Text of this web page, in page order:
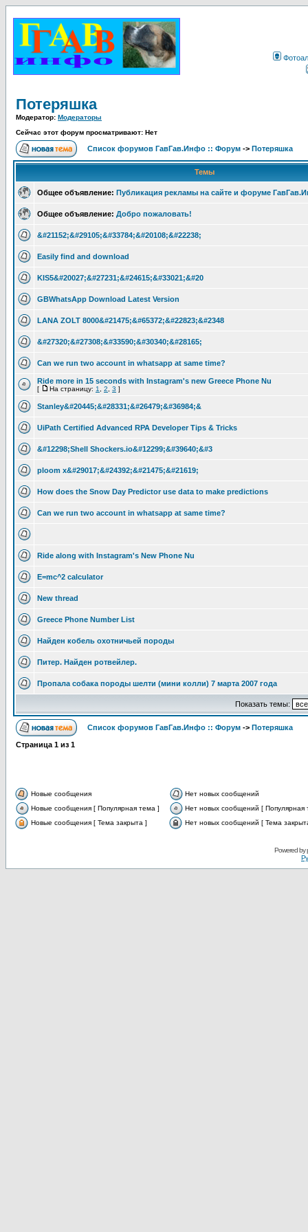
Потеряшка
Модератор: Модераторы
Сейчас этот форум просматривают: Нет
Список форумов ГавГав.Инфо :: Форум -> Потеряшка
Темы
Общее объявление: Публикация рекламы на сайте и форуме
Общее объявление: Добро пожаловать!
&#21152;&#29105;&#33784;&#20108;&#22238;
Easily find and download
KIS5&#20027;&#27231;&#24615;&#33021;&#20
GBWhatsApp Download Latest Version
LANA ZOLT 8000&#21475;&#65372;&#22823;&#2348
&#27320;&#27308;&#33590;&#30340;&#28165;
Can we run two account in whatsapp at same time?
Ride more in 15 seconds with Instagram's new Greece Phone Nu
[ На страницу: 1 2 3 ]
Stanley&#20445;&#28331;&#26479;&#36984;&
UiPath Certified Advanced RPA Developer Tips & Tricks
&#12298;Shell Shockers.io&#12299;&#39640;&#3
ploom x&#29017;&#24392;&#21475;&#21619;
How does the Snow Day Predictor use data to make predictions
Can we run two account in whatsapp at same time?
Ride along with Instagram's New Phone Nu
E=mc^2 calculator
New thread
Greece Phone Number List
Найден кобель охотничьей породы
Питер. Найден ротвейлер.
Пропала собака породы шелти (мини колли) 7 марта 2007 года
Показать темы:
Список форумов ГавГав.Инфо :: Форум -> Потеряшка
Страница 1 из 1
Новые сообщения
Нет новых сообщений
Новые сообщения [ Популярная тема ]
Нет новых сообщений [ Популярная
Новые сообщения [ Тема закрыта ]
Нет новых сообщений [ Тема
Powered by